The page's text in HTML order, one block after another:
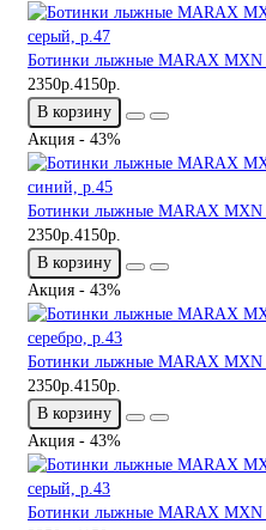
Ботинки лыжные MARAX MXN
2350р.4150р.
В корзину
Акция - 43%
Ботинки лыжные MARAX MXN
2350р.4150р.
В корзину
Акция - 43%
Ботинки лыжные MARAX MXN
2350р.4150р.
В корзину
Акция - 43%
Ботинки лыжные MARAX MXN